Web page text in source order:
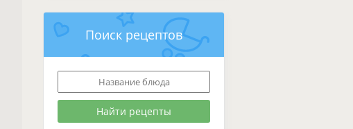
Поиск рецептов